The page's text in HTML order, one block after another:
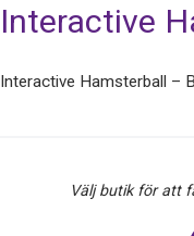
Interactive
Interactive Hamsterball –
Välj butik för att